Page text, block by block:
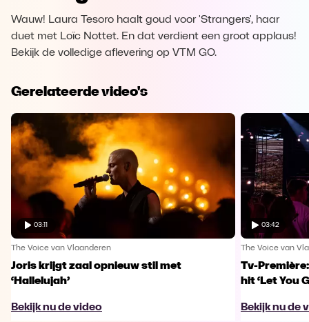
Wauw! Laura Tesoro haalt goud voor 'Strangers', haar
duet met Loïc Nottet. En dat verdient een groot applaus!
Bekijk de volledige aflevering op VTM GO.
Gerelateerde video's
03:11
The Voice van Vlaanderen
Joris krijgt zaal opnieuw stil met
‘Hallelujah’
Bekijk nu de video
03:42
The Voice van
Tv-
hit ‘Let You
Bekijk nu de